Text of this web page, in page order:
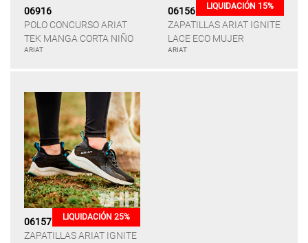
06916
POLO CONCURSO ARIAT
TEK MANGA CORTA NIÑO
ARIAT
06156 LIQUIDACIÓN 15%
ZAPATILLAS ARIAT IGNITE
LACE ECO MUJER
ARIAT
06157 LIQUIDACIÓN 25%
ZAPATILLAS ARIAT IGNITE